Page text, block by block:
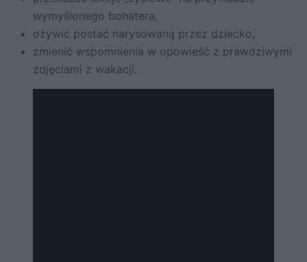
wymyślonego bohatera,
ożywić postać narysowaną przez dziecko,
zmienić wspomnienia w opowieść z prawdziwymi
zdjęciami z wakacji.